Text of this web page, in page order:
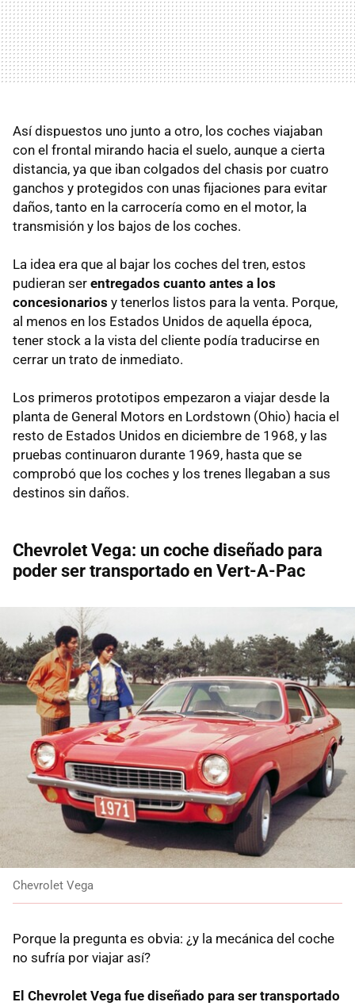
Así dispuestos uno junto a otro, los coches viajaban
con el frontal mirando hacia el suelo, aunque a cierta
distancia, ya que iban colgados del chasis por cuatro
ganchos y protegidos con unas fijaciones para evitar
daños, tanto en la carrocería como en el motor, la
transmisión y los bajos de los coches.
La idea era que al bajar los coches del tren, estos
pudieran ser entregados cuanto antes a los
concesionarios y tenerlos listos para la venta. Porque,
al menos en los Estados Unidos de aquella época,
tener stock a la vista del cliente podía traducirse en
cerrar un trato de inmediato.
Los primeros prototipos empezaron a viajar desde la
planta de General Motors en Lordstown (Ohio) hacia el
resto de Estados Unidos en diciembre de 1968, y las
pruebas continuaron durante 1969, hasta que se
comprobó que los coches y los trenes llegaban a sus
destinos sin daños.
Chevrolet Vega: un coche diseñado para
poder ser transportado en Vert-A-Pac
Chevrolet Vega
Porque la pregunta es obvia: ¿y la mecánica del coche
no sufría por viajar así?
El Chevrolet Vega fue diseñado para ser transportado